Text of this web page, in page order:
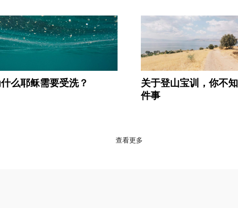
么耶稣需要受洗？
关于登山宝训，你不
件事
查看更多